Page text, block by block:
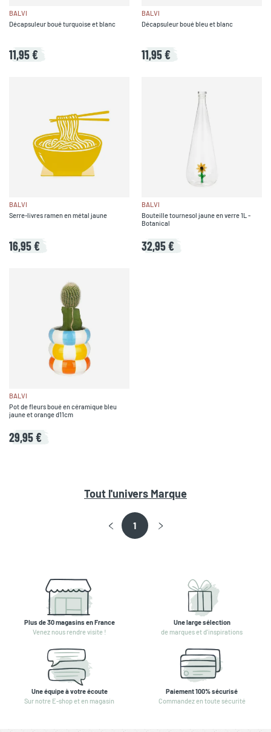
BALVI
Décapsuleur boué turquoise et blanc
11,95 €
BALVI
Décapsuleur boué bleu et blanc
11,95 €
BALVI
Serre-livres ramen en métal jaune
16,95 €
BALVI
Bouteille tournesol jaune en verre 1L -
Botanical
32,95 €
BALVI
Pot de fleurs boué en céramique bleu
jaune et orange d11cm
29,95 €
Tout l'univers Marque
1
Plus de 30 magasins en France
Venez nous rendre visite !
Une large sélection
de marques et d'inspirations
Une équipe à votre écoute
Sur notre E-shop et en magasin
Paiement 100% sécurisé
Commandez en toute sécurité